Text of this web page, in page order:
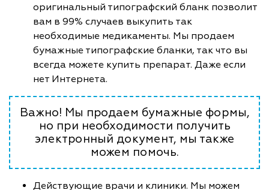
оригинальный типографский бланк позволит
вам в 99% случаев выкупить так
необходимые медикаменты. Мы продаем
бумажные типографские бланки, так что вы
всегда можете купить препарат. Даже если
нет Интернета.
Важно! Мы продаем бумажные формы,
но при необходимости получить
электронный документ, мы также
можем помочь.
Действующие врачи и клиники. Мы можем